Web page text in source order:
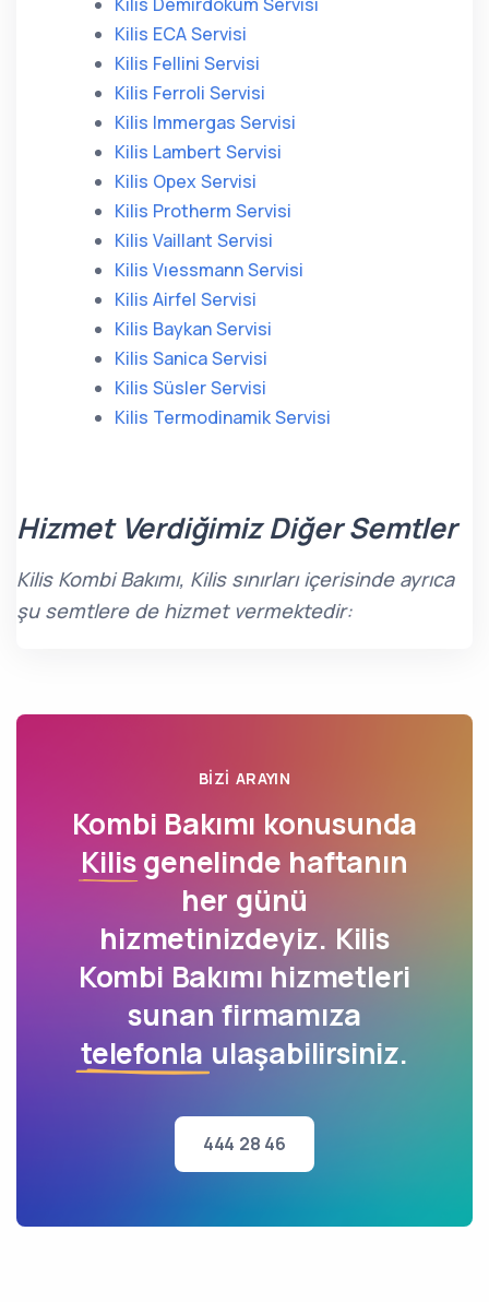
Kilis ECA Servisi
Kilis Fellini Servisi
Kilis Ferroli Servisi
Kilis Immergas Servisi
Kilis Lambert Servisi
Kilis Opex Servisi
Kilis Protherm Servisi
Kilis Vaillant Servisi
Kilis Vıessmann Servisi
Kilis Airfel Servisi
Kilis Baykan Servisi
Kilis Sanica Servisi
Kilis Süsler Servisi
Kilis Termodinamik Servisi
Hizmet Verdiğimiz Diğer Semtler
Kilis Kombi Bakımı, Kilis sınırları içerisinde ayrıca
şu semtlere de hizmet vermektedir:
BIZI ARAYIN
Kombi Bakımı konusunda
Kilisgenelinde haftanın
her günü
hizmetinizdeyiz. Kilis
Kombi Bakımı hizmetleri
sunan firmamıza
telefonla ulaşabilirsiniz.
444 28 46